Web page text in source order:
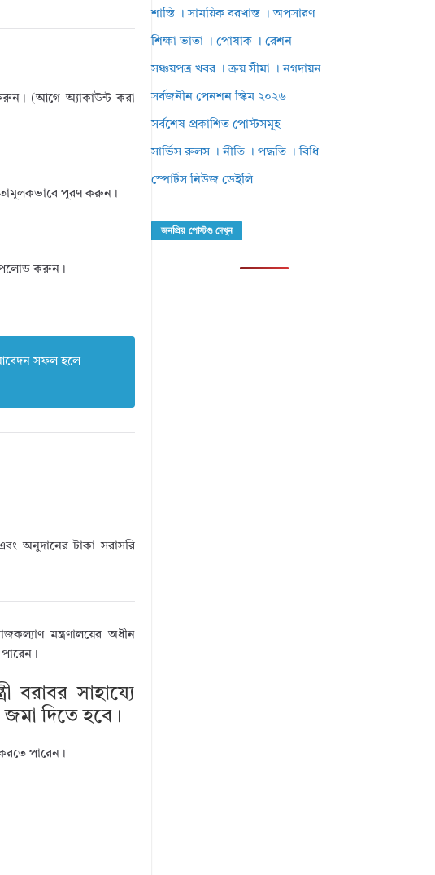
(আগে অ্যাকাউন্ট করা
পূরণ করুন।
আপলোড করুন।
আবেদন সফল হলে
অনুদানের টাকা সরাসরি
মন্ত্রণালয়ের অধীন
বরাবর সাহায্যে
দিতে হবে।
পারেন।
শাস্তি । সাময়িক বরখাস্ত । অপসারণ
শিক্ষা ভাতা । পোষাক । রেশন
সঞ্চয়পত্র খবর । ক্রয় সীমা । নগদায়ন
সর্বজনীন পেনশন স্কিম ২০২৬
সর্বশেষ প্রকাশিত পোস্টসমূহ
সার্ভিস রুলস । নীতি । পদ্ধতি । বিধি
স্পোর্টস নিউজ ডেইলি
জনপ্রিয় পোস্টগু দেখুন